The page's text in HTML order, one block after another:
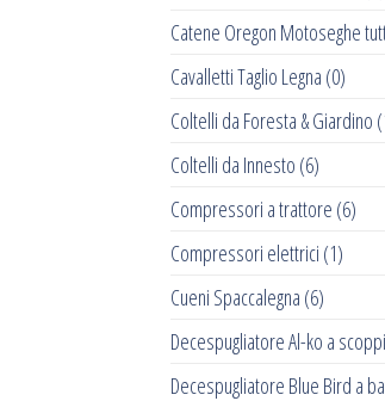
Catene Oregon Motoseghe
Cavalletti Taglio Legna (0)
Coltelli da Foresta & Giardino
Coltelli da Innesto (6)
Compressori a trattore (6)
Compressori elettrici (1)
Cueni Spaccalegna (6)
Decespugliatore Al-ko a
Decespugliatore Blue Bird a